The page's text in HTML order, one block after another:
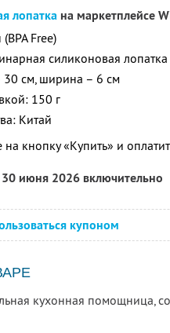
лопатка на маркетплейсе
Free)
силиконовая
30 см, ширина – 6 см
150 г
Китай
кнопку «Купить» и
июня 2026 включительно
купоном
кухонная помощница,